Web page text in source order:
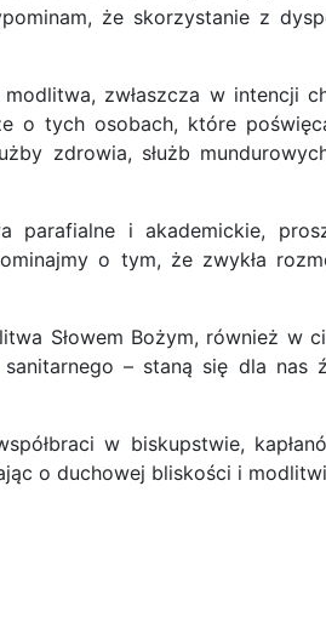
że skorzystanie z
zwłaszcza w intencji
o tych osobach, które
zdrowia, służb
parafialne i akademickie,
o tym, że zwykła
Słowem Bożym, również w
– staną się dla nas
w biskupstwie,
o duchowej bliskości i